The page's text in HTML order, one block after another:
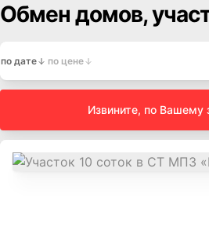
Обмен домов,
по дате по цене
Извините, по Вашему